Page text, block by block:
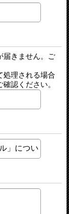
届きません。ご
処理される場合
認ください。